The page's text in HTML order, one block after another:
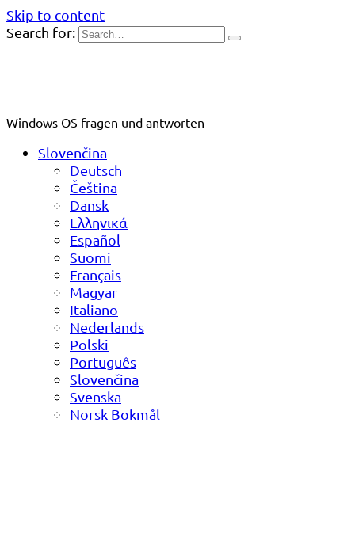
Skip to content
Search for:
Windows OS fragen und antworten
Slovenčina
Deutsch
Čeština
Dansk
Ελληνικά
Español
Suomi
Français
Magyar
Italiano
Nederlands
Polski
Português
Slovenčina
Svenska
Norsk Bokmål